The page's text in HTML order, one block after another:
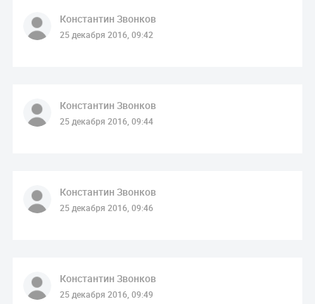
Константин Звонков
25 декабря 2016, 09:42
Константин Звонков
25 декабря 2016, 09:44
Константин Звонков
25 декабря 2016, 09:46
Константин Звонков
25 декабря 2016, 09:49